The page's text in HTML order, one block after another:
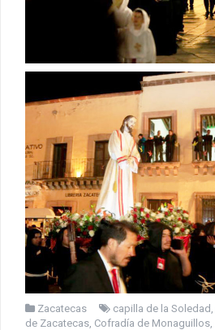
Zacatecas capilla de la Soledad ,
de Zacatecas, Cofradía de Monaguillos,